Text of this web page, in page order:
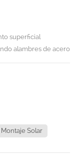
superficial
alambres de acero
de unión y la
buena capacidad
la malla de defensa
verdes municipales,
una forma
Solar